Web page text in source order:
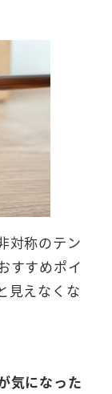
対称のテン
すすめポイ
見えなくな
気になった